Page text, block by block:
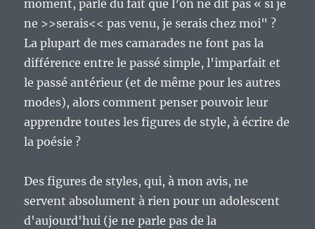
moment, parlé du fait que l’on ne dit pas « si je
ne >>serais<< pas venu, je serais chez moi" ?
La plupart de mes camarades ne font pas la
différence entre le passé simple, l'imparfait et
le passé antérieur (et de même pour les autres
modes), alors comment penser pouvoir leur
apprendre toutes les figures de style, à écrire de
la poésie ?
Des figures de styles, qui, à mon avis, ne
servent absolument à rien pour un adolescent
d'aujourd'hui (je ne parle pas de la